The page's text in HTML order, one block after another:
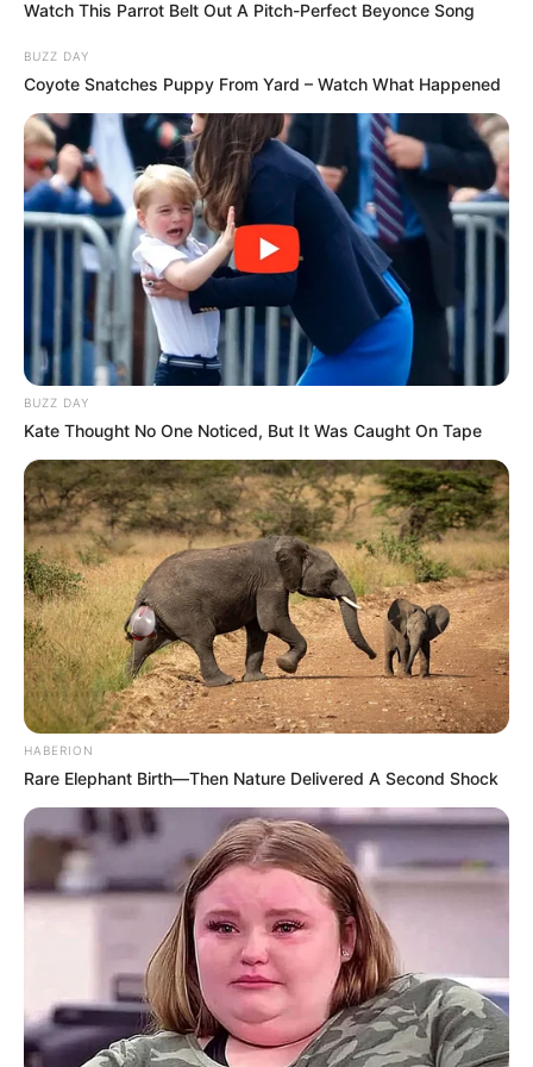
A 13 órás adat után még mindig hosszú sorokról és
élénk forgalomról szóltak a beszámolók, majd a 15
órás szám egyértelműen megmutatta, hogy a
választói kedv délutánra is kitartott. Bár a részvétel
növekedésének üteme némileg lassulhatott, az
összkép továbbra is rendkívül erős, és minden jel
arra utal, hogy a választók most kiemelten
fontosnak érzik ezt a voksolást.
Nagy a tét, estére is rekordközeli részvétel jöhetA
jelenlegi adatok alapján egyre valószínűbb, hogy a
2026-os országgyűlési választás részvételi
szempontból is bekerül a rekordközeli vagy akár
történelmi jelentőségű voksolások közé.
Az, hogy 15 óráig már 66,01 százalék elment
szavazni, azt mutatja, hogy a mozgósítás
Watch This Parrot Belt Out A Pitch-Perfect Beyonce Song
BUZZ DAY
Coyote Snatches Puppy From Yard – Watch What Happened
BUZZ DAY
Kate Thought No One Noticed, But It Was Caught On Tape
HABERION
Rare Elephant Birth—Then Nature Delivered A Second Shock